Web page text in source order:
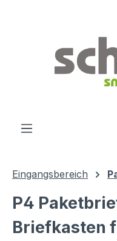
Eingangsbereich
P4
Briefkasten